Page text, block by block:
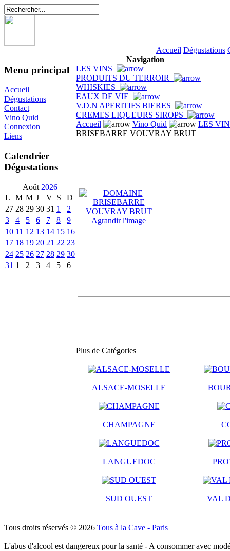
Accueil Dégustations
Menu principal
Accueil
Dégustations
Contact
Vino Quid
Connexion
Liens
Calendrier
Dégustations
Août 2026
L
M M J V S
D
27 28 29 30 31 1
2
3
4 5 6 7 8
9
10 11 12 13 14 15 16
17 18 19 20 21 22 23
24 25 26 27 28 29 30
31 1 2 3 4 5 6
Navigation
LES VINS
PRODUITS DU TERROIR
WHISKIES
EAUX DE VIE
V.D.N APERITIFS BIERES
CREMES LIQUEURS SIROPS
Accueil
Vino Quid
LES
BRISEBARRE VOUVRAY BRUT
Agrandir l'image
Plus de Catégories
ALSACE-MOSELLE
CHAMPAGNE
LANGUEDOC
SUD OUEST VAL
Tous droits réservés © 2026 Tous à la Cave - Paris
L'abus d'alcool est dangereux pour la santé - A consommer avec